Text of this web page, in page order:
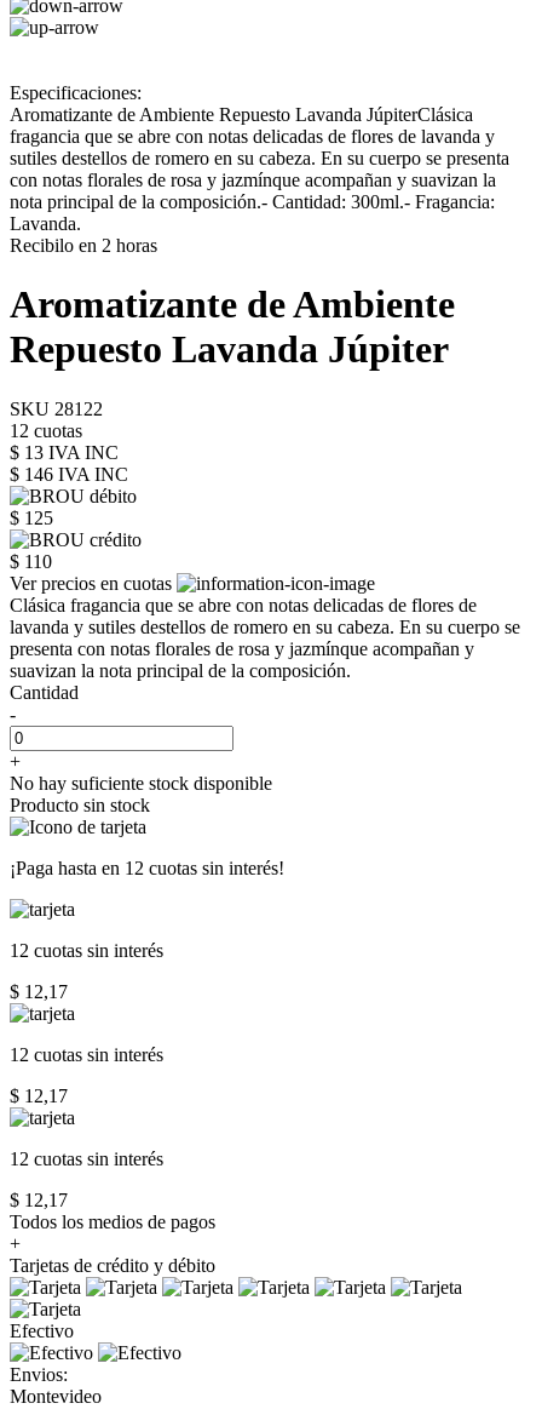
Especificaciones:
Aromatizante de Ambiente Repuesto Lavanda JúpiterClásica
fragancia que se abre con notas delicadas de flores de lavanda y
sutiles destellos de romero en su cabeza. En su cuerpo se presenta
con notas florales de rosa y jazmínque acompañan y suavizan la
nota principal de la composición.- Cantidad: 300ml.- Fragancia:
Lavanda.
Recibilo en 2 horas
Aromatizante de Ambiente
Repuesto Lavanda Júpiter
SKU 28122
12 cuotas
$ 13 IVA INC
$ 146 IVA INC
$ 125
$ 110
Ver precios en cuotas
Clásica fragancia que se abre con notas delicadas de flores de
lavanda y sutiles destellos de romero en su cabeza. En su cuerpo se
presenta con notas florales de rosa y jazmínque acompañan y
suavizan la nota principal de la composición.
Cantidad
-
+
No hay suficiente stock disponible
Producto sin stock
¡Paga hasta en 12 cuotas sin interés!
12 cuotas sin interés
$ 12,17
12 cuotas sin interés
$ 12,17
12 cuotas sin interés
$ 12,17
Todos los medios de pagos
+
Tarjetas de crédito y débito
Efectivo
Envios:
Montevideo